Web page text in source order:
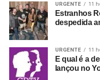
URGENTE 11
Estranhos
despedida
URGENTE 11
E qual é a
lançou no